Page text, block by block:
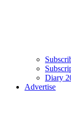
Diary
Advertise